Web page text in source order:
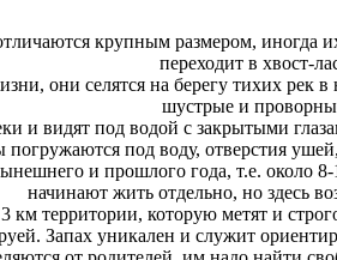
крупным размером, иногда
переходит в хвост-
они селятся на берегу тихих
шустрые и
видят под водой с закрытыми
погружаются под воду, отверстия
и прошлого года, т.е. около 8-
начинают жить отдельно, но здесь
км территории, которую метят и
Запах уникален и служит